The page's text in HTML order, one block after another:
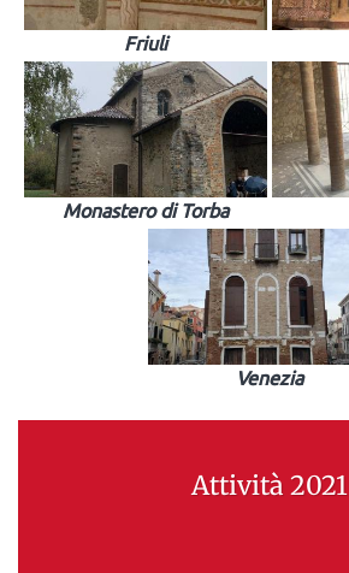
Friuli
Monastero di Torba
Venezia
Attività 2021